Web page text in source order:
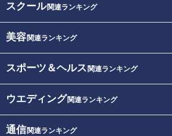
スクール関連ランキング
美容関連ランキング
スポーツ＆ヘルス 関連ランキング
ウエディング関連ランキング
通信関連ランキング